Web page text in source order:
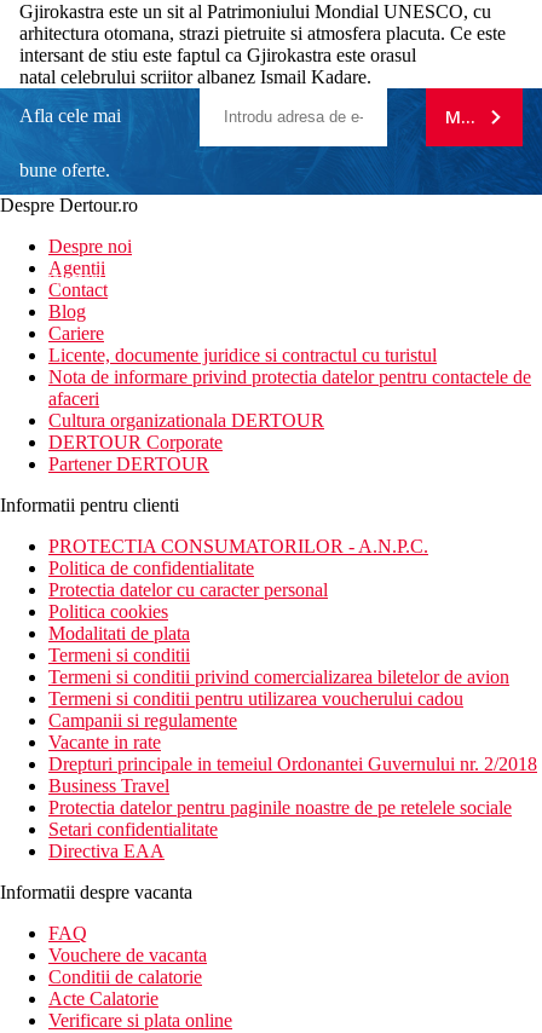
Gjirokastra este un sit al Patrimoniului Mondial UNESCO, cu
arhitectura otomana, strazi pietruite si atmosfera placuta. Ce este
intersant de stiu este faptul ca Gjirokastra este orasul
natal celebrului scriitor albanez Ismail Kadare.
Afla cele mai
bune oferte.
newsletter!
MA
Despre Dertour.ro
Despre noi
Agentii
Contact
Blog
Cariere
Licente, documente juridice si contractul cu turistul
Nota de informare privind protectia datelor pentru contactele de
afaceri
Cultura organizationala DERTOUR
DERTOUR Corporate
Partener DERTOUR
Informatii pentru clienti
PROTECTIA CONSUMATORILOR - A.N.P.C.
Politica de confidentialitate
Protectia datelor cu caracter personal
Politica cookies
Modalitati de plata
Termeni si conditii
Termeni si conditii privind comercializarea biletelor de avion
Termeni si conditii pentru utilizarea voucherului cadou
Campanii si regulamente
Vacante in rate
Drepturi principale in temeiul Ordonantei Guvernului nr. 2/2018
Business Travel
Protectia datelor pentru paginile noastre de pe retelele sociale
Setari confidentialitate
Directiva EAA
Informatii despre vacanta
FAQ
Vouchere de vacanta
Conditii de calatorie
Acte Calatorie
Verificare si plata online